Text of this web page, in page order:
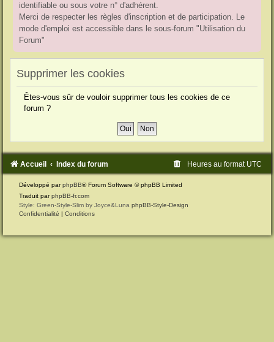
identifiable ou sous votre n° d'adhérent.
Merci de respecter les règles d'inscription et de participation. Le
mode d'emploi est accessible dans le sous-forum "Utilisation du
Forum"
Supprimer les cookies
Êtes-vous sûr de vouloir supprimer tous les cookies de ce
forum ?
Accueil Index du forum Heures au format UTC
Développé parphpBB® Forum Software © phpBB Limited
Traduit parphpBB-fr.com
Style: Green-Style-Slim by Joyce&Luna phpBB-Style-Design
Confidentialité | Conditions